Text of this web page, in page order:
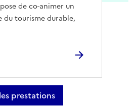
de co-animer un
du tourisme durable,
prestations